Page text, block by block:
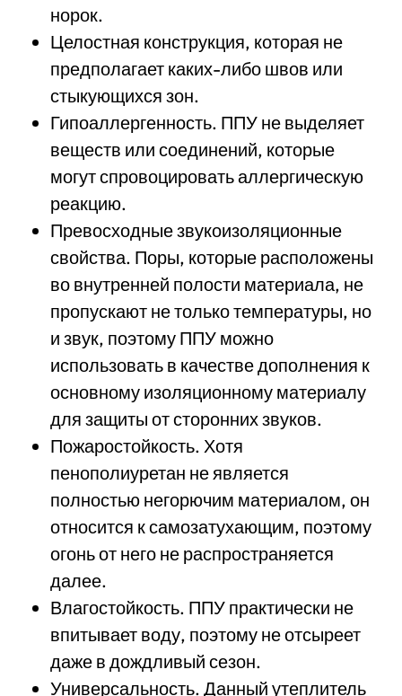
норок.
Целостная конструкция, которая не
предполагает каких-либо швов или
стыкующихся зон.
Гипоаллергенность. ППУ не выделяет
веществ или соединений, которые
могут спровоцировать аллергическую
реакцию.
Превосходные звукоизоляционные
свойства. Поры, которые расположены
во внутренней полости материала, не
пропускают не только температуры, но
и звук, поэтому ППУ можно
использовать в качестве дополнения к
основному изоляционному материалу
для защиты от сторонних звуков.
Пожаростойкость. Хотя
пенополиуретан не является
полностью негорючим материалом, он
относится к самозатухающим, поэтому
огонь от него не распространяется
далее.
Влагостойкость. ППУ практически не
впитывает воду, поэтому не отсыреет
даже в дождливый сезон.
Универсальность. Данный утеплитель